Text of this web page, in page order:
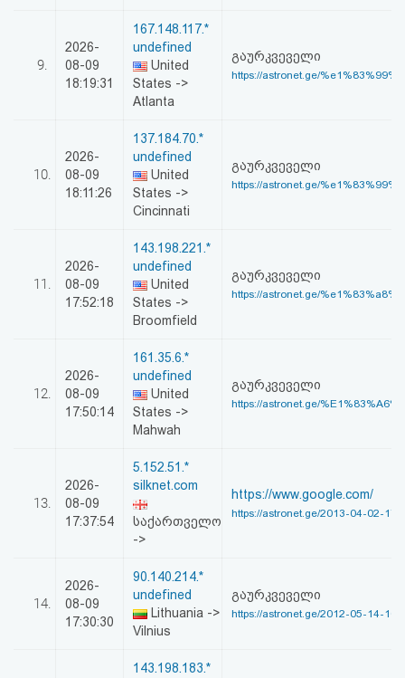
9.
2026-
08-09
18:19:31
167.148.117.*
undefined
United
States ->
Atlanta
გაურკვეველი
https://astronet.ge/
10.
2026-
08-09
18:11:26
137.184.70.*
undefined
United
States ->
Cincinnati
გაურკვეველი
https://astronet.ge/
11.
2026-
08-09
17:52:18
143.198.221.*
undefined
United
States ->
Broomfield
გაურკვეველი
https://astronet.ge/
12.
2026-
08-09
17:50:14
161.35.6.*
undefined
United
States ->
Mahwah
გაურკვეველი
https://astronet.ge/
13.
2026-
08-09
17:37:54
5.152.51.*
silknet.com
საქართველო
->
https://www.google.com/
https://astronet.ge/2013-04-02-17-
14.
2026-
08-09
17:30:30
90.140.214.*
undefined
Lithuania ->
Vilnius
გაურკვეველი
https://astronet.ge/2012-05-14-10-
143.198.183.*